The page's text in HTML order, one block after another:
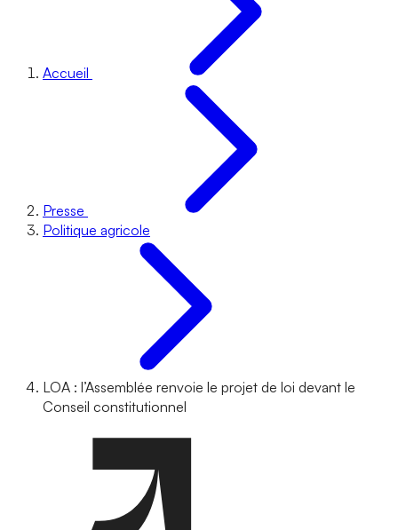
Accueil
Presse
Politique agricole
LOA : l’Assemblée renvoie le projet de loi devant le
Conseil constitutionnel